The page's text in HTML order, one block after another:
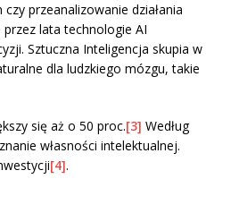
przeanalizowanie działania
lata technologie AI
Sztuczna Inteligencja skupia w
dla ludzkiego mózgu, takie
się aż o 50 proc.[3] Według
własności intelektualnej.
[4].